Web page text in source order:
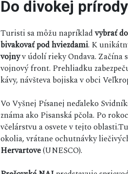
Do divokej
Turisti sa môžu napríkladvybrať
bivakovať pod hviezdami. K
vojnyv údolí rieky Ondava. Začína
vojnový front. Prehliadku
kávy, návšteva bojiska v obci
Vo Vyšnej Písanej neďaleko
známa ako Pisanská pčola. Po
včelárstvu a osvete v tejto
okolia, vrátane ochutnávky
Hervartove(UNESCO).